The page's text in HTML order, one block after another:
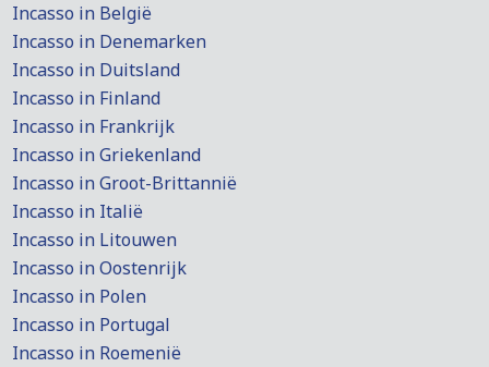
Incasso in België
Incasso in Denemarken
Incasso in Duitsland
Incasso in Finland
Incasso in Frankrijk
Incasso in Griekenland
Incasso in Groot-Brittannië
Incasso in Italië
Incasso in Litouwen
Incasso in Oostenrijk
Incasso in Polen
Incasso in Portugal
Incasso in Roemenië